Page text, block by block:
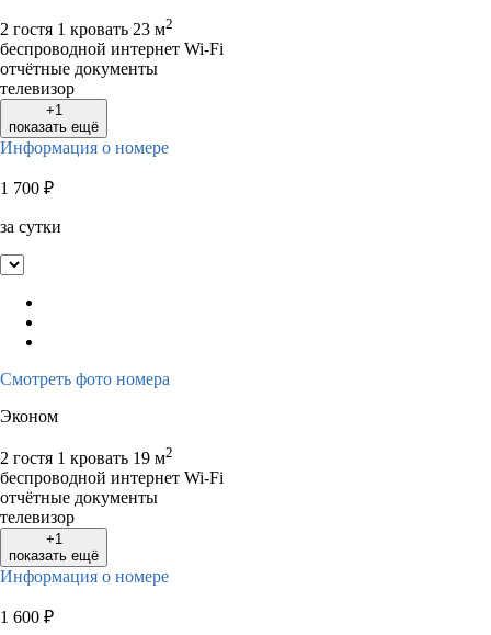
2 гостя 1 кровать 23 м2
беспроводной интернет Wi-Fi
отчётные документы
телевизор
+1
показать ещё
Информация о номере
1 700 ₽
за сутки
Смотреть фото номера
Эконом
2 гостя 1 кровать 19 м2
беспроводной интернет Wi-Fi
отчётные документы
телевизор
+1
показать ещё
Информация о номере
1 600 ₽